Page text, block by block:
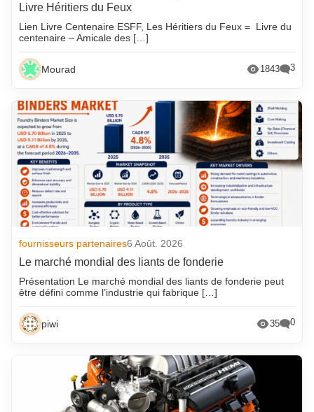
Livre Héritiers du Feux
Lien Livre Centenaire ESFF, Les Héritiers du Feux = Livre du
centenaire – Amicale des […]
Mourad 1843 3
fournisseurs partenaires6 Août. 2026
Le marché mondial des liants de fonderie
Présentation Le marché mondial des liants de fonderie peut
être défini comme l’industrie qui fabrique […]
piwi 35 0